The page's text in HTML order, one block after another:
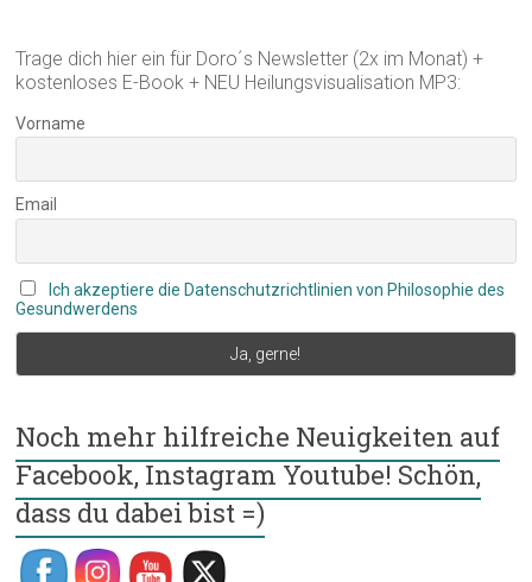
Trage dich hier ein für Doro´s Newsletter (2x im Monat) +
kostenloses E-Book + NEU Heilungsvisualisation MP3:
Vorname
Email
Ich akzeptiere die Datenschutzrichtlinien von Philosophie des
Gesundwerdens
Noch mehr hilfreiche Neuigkeiten auf
Facebook, Instagram Youtube! Schön,
dass du dabei bist =)